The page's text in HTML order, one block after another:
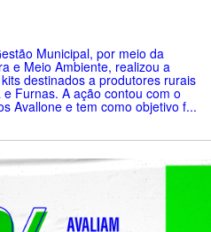
Municipal, por meio da
e Meio Ambiente, realizou a
destinados a produtores rurais
Furnas. A ação contou com o
Avallone e tem como objetivo f...